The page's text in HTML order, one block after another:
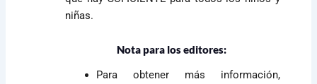
niñas.
Nota para los editores:
Para obtener más información,